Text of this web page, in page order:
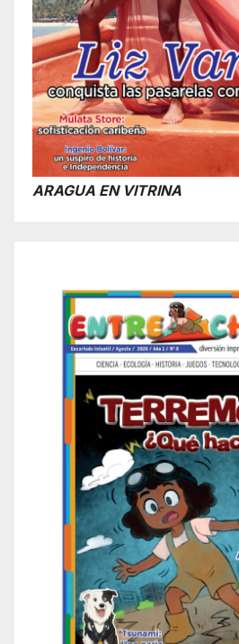
ARAGUA EN VITRINA